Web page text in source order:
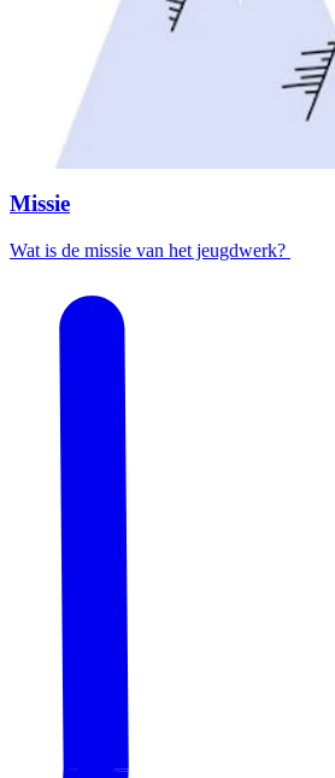
Missie
Wat is de missie van het jeugdwerk?